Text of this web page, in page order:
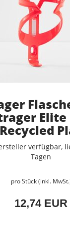
Elite
Recycled
verfügbar,
Tagen
pro Stück (inkl.
12,74 EUR